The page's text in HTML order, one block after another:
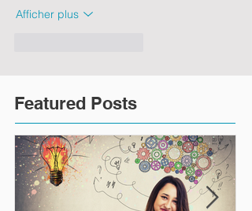
Afficher plus
Featured Posts